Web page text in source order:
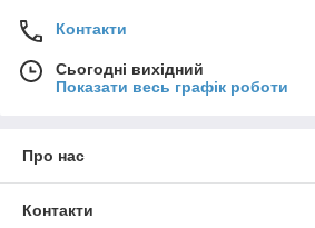
Контакти
Сьогодні вихідний
Показати весь графік роботи
Про нас
Контакти